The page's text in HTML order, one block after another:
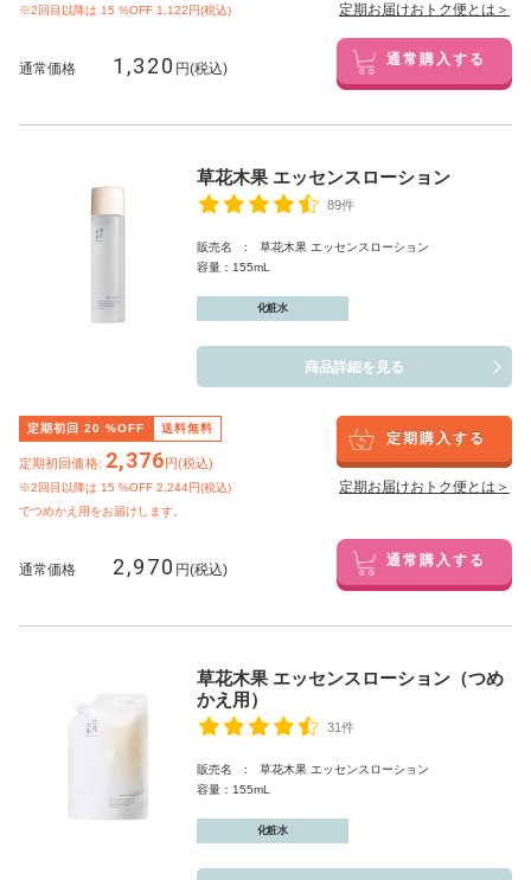
※2回目以降は 15 %OFF 1,122円(税込) 定期お届けおトク便とは＞
通常価格 1,320 円(税込) 通常購入する
草花木果 エッセンスローション
89件
販売名 : 草花木果 エッセンスローション
容量：155mL
化粧水
商品詳細を見る
定期初回 20 %OFF 送料無料
定期初回価格: 2,376円(税込)
※2回目以降は 15 %OFF 2,244円(税込)
でつめかえ用をお届けします。
定期購入する
定期お届けおトク便とは＞
通常価格 2,970 円(税込) 通常購入する
草花木果 エッセンスローション（つめ
かえ用）
31件
販売名 : 草花木果 エッセンスローション
容量：155mL
化粧水